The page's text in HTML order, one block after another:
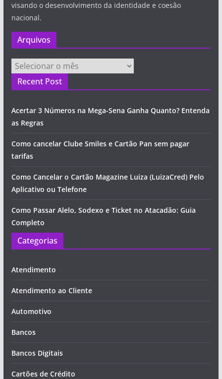
visando o desenvolvimento da identidade e coesão
nacional.
Arquivos
Arquivos
Recent Post
Acertar 3 Números na Mega-Sena Ganha Quanto? Entenda
as Regras
Como cancelar Clube Smiles e Cartão Pan sem pagar
tarifas
Como Cancelar o Cartão Magazine Luiza (LuizaCred) Pelo
Aplicativo ou Telefone
Como Passar Alelo, Sodexo e Ticket no Atacadão: Guia
Completo
Categorias
Atendimento
Atendimento ao Cliente
Automotivo
Bancos
Bancos Digitais
Cartões de Crédito